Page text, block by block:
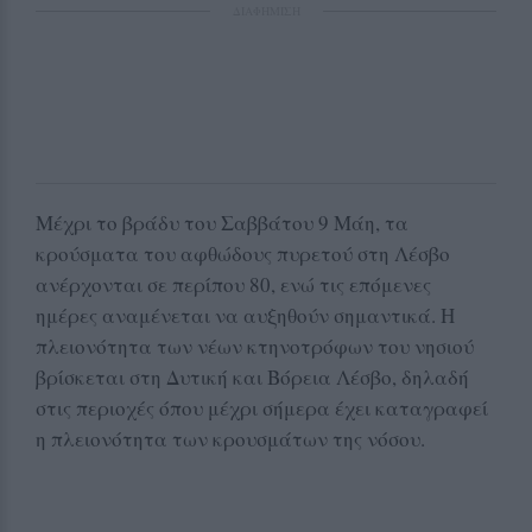
Μέχρι το βράδυ του Σαββάτου 9 Μάη, τα
κρούσματα του αφθώδους πυρετού στη Λέσβο
ανέρχονται σε περίπου 80, ενώ τις επόμενες
ημέρες αναμένεται να αυξηθούν σημαντικά. Η
πλειονότητα των νέων κτηνοτρόφων του νησιού
βρίσκεται στη Δυτική και Βόρεια Λέσβο, δηλαδή
στις περιοχές όπου μέχρι σήμερα έχει καταγραφεί
η πλειονότητα των κρουσμάτων της νόσου.